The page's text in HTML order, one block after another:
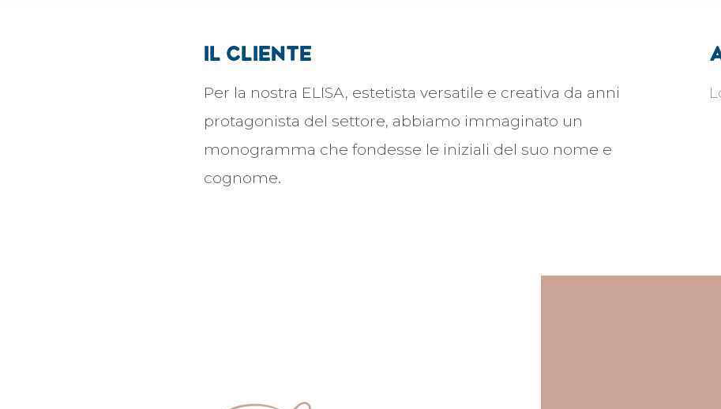
Il cliente
Per la nostra ELISA, estetista versatile e creativa da anni
protagonista del settore, abbiamo immaginato un
monogramma che fondesse le iniziali del suo nome e
cognome.